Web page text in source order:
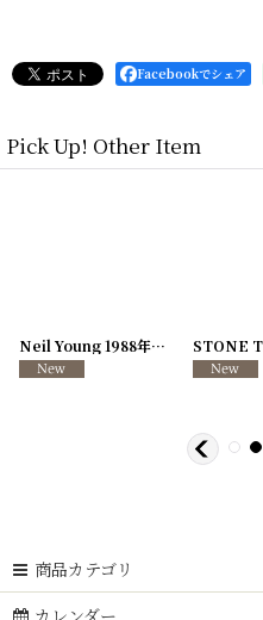
Facebookでシェア
Pick Up! Other Item
[250726-04]
Neil Young 1988年 This Note's For You Tour
商品カテゴリ
カレンダー